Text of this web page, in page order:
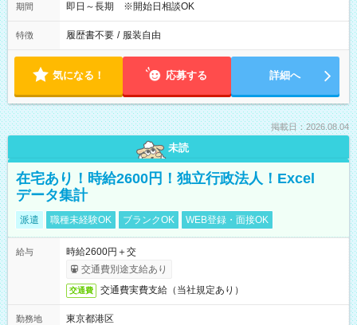
期間 即日～長期 ※開始日相談OK
特徴 履歴書不要 / 服装自由
気になる！ 応募する 詳細へ
掲載日：2026.08.04
未読
在宅あり！時給2600円！独立行政法人！Excel
データ集計
派遣 職種未経験OK ブランクOK WEB登録・面接OK
給与
時給2600円＋交
交通費別途支給あり
交通費 交通費実費支給（当社規定あり）
勤務地
東京都港区